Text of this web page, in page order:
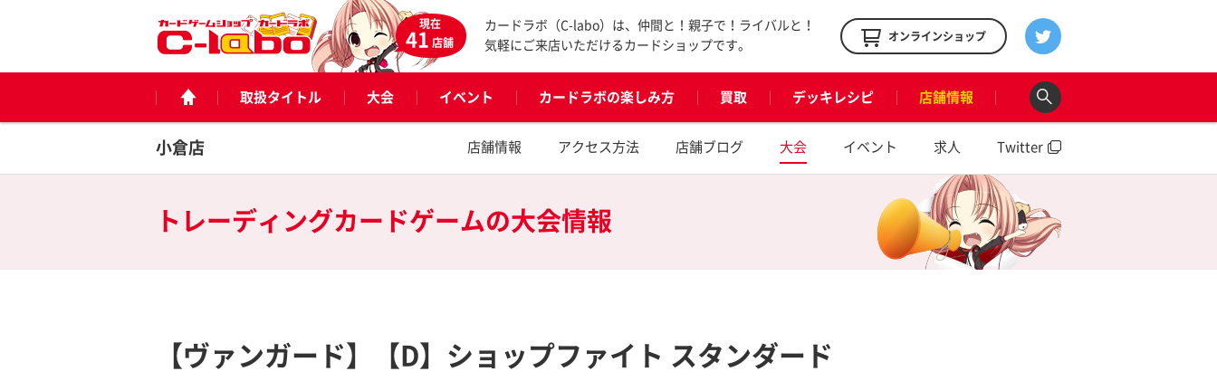
現在
41店舗
カードラボ（C-labo）は、仲間と！親子で！ライバルと！
気軽にご来店いただけるカードショップです。
オンラインショップ
取扱タイトル 大会 イベント カードラボの楽しみ方 買取 デッキレシピ 店舗情報
小倉店 店舗情報 アクセス方法 店舗ブログ 大会 イベント 求人 Twitter
トレーディングカードゲームの大会情報
【ヴァンガード】【D】ショップファイト スタンダード